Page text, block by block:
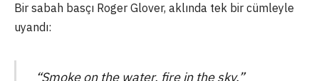
Bir sabah basçı Roger Glover, aklında tek bir cümleyle
uyandı:
“Smoke on the water, fire in the sky.”